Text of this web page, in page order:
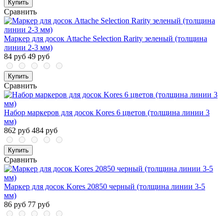
Купить
Сравнить
Маркер для досок Attache Selection Rarity зеленый (толщина
линии 2-3 мм)
84 руб 49 руб
Купить
Сравнить
Набор маркеров для досок Kores 6 цветов (толщина линии 3
мм)
862 руб 484 руб
Купить
Сравнить
Маркер для досок Kores 20850 черный (толщина линии 3-5
мм)
86 руб 77 руб